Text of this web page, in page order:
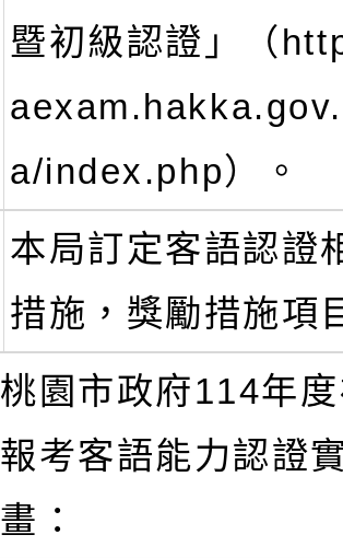
暨初級認證」（
a/index.php）。
本局訂定客語認證
措施，獎勵措施項
桃園市政府114年
報考客語能力認證
畫：